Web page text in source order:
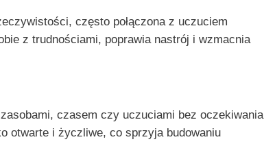
często połączona z uczuciem
z trudnościami, poprawia nastrój i wzmacnia
czasem czy uczuciami bez oczekiwania
otwarte i życzliwe, co sprzyja budowaniu